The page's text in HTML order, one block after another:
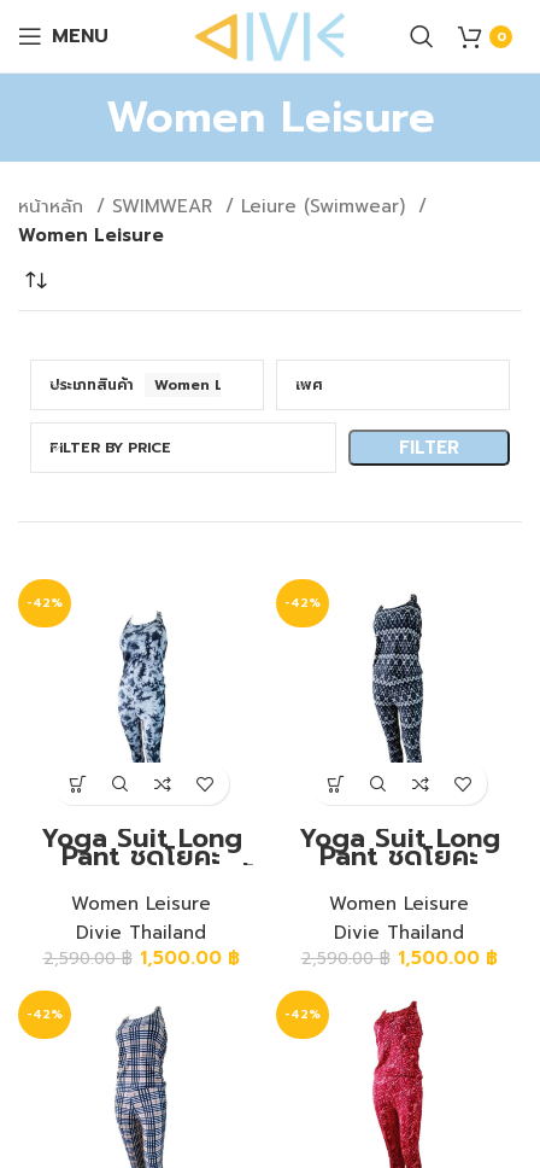
MENU 0
Women Leisure
หน้าหลัก SWIMWEAR
Leiure (Swimwear)
Women Leisure
ประเภทสินค้า Women Leisure เพศ
FILTER BY PRICE FILTER
-42%
Yoga Suit Long
Pant ชุดโยคะ
กางเกงขายาว ลายผ้า
ย้อมดำ
Women Leisure
Divie Thailand
2,590.00฿ 1,500.00 ฿
-42%
Yoga Suit Long
Pant ชุดโยคะ
กางเกงขายาว ลาย
หยักขาว-ดำ
Women Leisure
Divie Thailand
2,590.00฿ 1,500.00 ฿
-42% -42%